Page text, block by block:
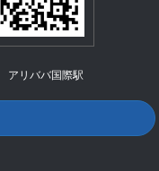
アリババ国際駅